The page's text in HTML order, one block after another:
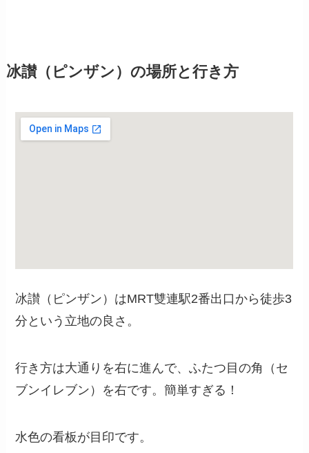
冰讃（ピンザン）の場所と行き方
冰讃（ピンザン）はMRT雙連駅2番出口から徒歩3
分という立地の良さ。
行き方は大通りを右に進んで、ふたつ目の角（セ
ブンイレブン）を右です。簡単すぎる！
水色の看板が目印です。